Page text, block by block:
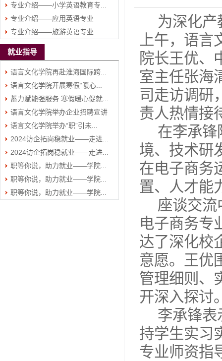
专业介绍——小学英语教育专...
专业介绍——应用英语专业
专业介绍——旅游英语专业
就业指导
语言文化学院再赴淮海国际跨...
语言文化学院开展寒假“暖心...
蓄力赋能强服务 寒假暖心促就...
语言文化学院举办企业招聘宣讲
会语言文化学院举办“职”引未...
2024访企拓岗稳就业——走进...
2024访企拓岗稳就业——走进...
职等你说，助力就业——学院...
职等你说，助力就业——学院...
职等你说，助力就业——学院...
为深化
上午，语
院长王优、
室主任张海
司走访调研
责人热情接
在李承锋
境、技术研
在电子商务
置、人才能
座谈交
电子商务专
达了深化校
意愿。王优
管理细则、
开深入探讨
李承锋表
持学生实习
专业师资指